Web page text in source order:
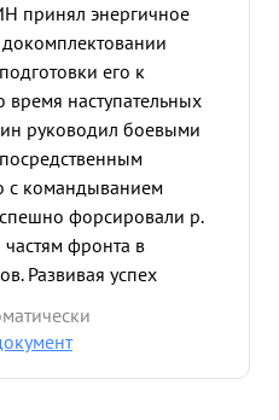
принял энергичное
его к
время наступательных
руководил боевыми
с командыванием
форсировали р.
фронта в
Развивая успех
корпус переправился
действиями